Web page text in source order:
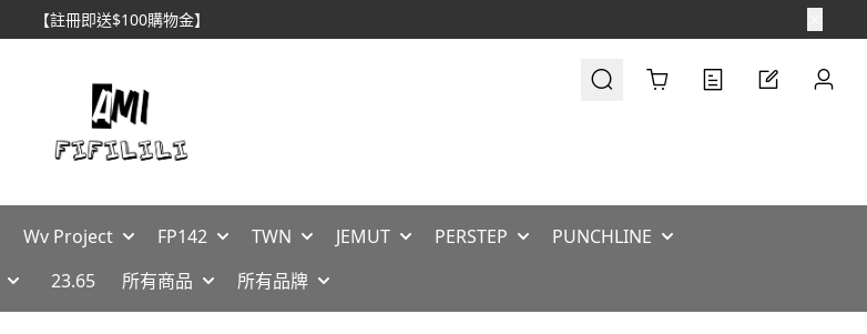
【註冊即送$100購物金】
Cart
Wv Project FP142 TWN JEMUT PERSTEP
PUNCHLINE
23.65 所有商品 所有品牌